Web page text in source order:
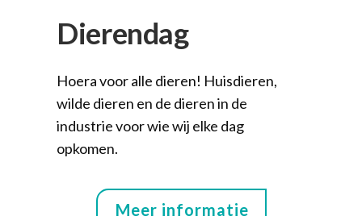
Dierendag
Hoera voor alle dieren! Huisdieren,
wilde dieren en de dieren in de
industrie voor wie wij elke dag
opkomen.
Meer informatie